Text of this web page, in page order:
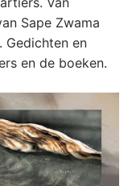
Sape Zwama
Gedichten en
en de boeken.